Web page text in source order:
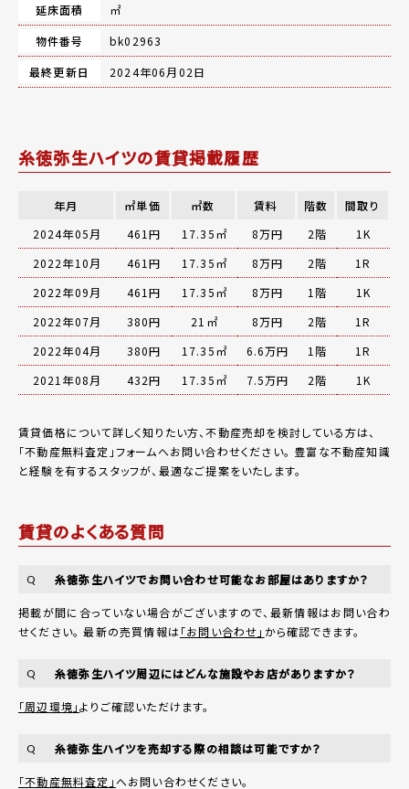
延床面積
㎡
物件番号
bk02963
最終更新日
2024年06月02日
糸徳弥生ハイツの賃貸掲載履歴
年月 ㎡単価 ㎡数 賃料 階数
間取り
2024年05月
461円 17.35㎡ 8万円 2階
1K
2022年10月
461円 17.35㎡ 8万円 2階
1R
2022年09月
461円 17.35㎡ 8万円 1階
1K
2022年07月
380円 21㎡ 8万円 2階
1R
2022年04月
380円 17.35㎡ 6.6万円 1階
1R
2021年08月
432円 17.35㎡ 7.5万円 2階 1K
賃貸価格について詳しく知りたい方、不動産売却を検討している方は、
「不動産無料査定 」フォームへお問い合わせください。 豊富な不動産知識
と経験を有するスタッフが、最適なご提案をいたします。
賃貸のよくある質問
Q 糸徳弥生ハイツでお問い合わせ可能なお部屋はありますか？
掲載が間に合っていない場合がございますので、最新情報はお問い合わ
せください。 最新の売買情報は「お問い合わせ」 から確認できます。
Q 糸徳弥生ハイツ周辺にはどんな施設やお店がありますか？
「周辺環境」よりご確認いただけます。
Q 糸徳弥生ハイツを売却する際の相談は可能ですか？
「不動産無料査定」へお問い合わせください。